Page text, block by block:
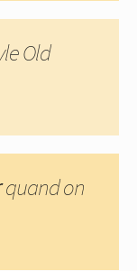
Old
quand on